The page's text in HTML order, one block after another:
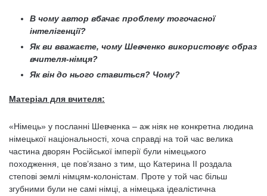
В чому автор вбачає проблему тогочасної
інтелігенції?
Як ви вважаєте, чому Шевченко використовує образ
вчителя-німця?
Як він до нього ставиться? Чому?
Матеріал для вчителя:
«Німець» у посланні Шевченка – аж ніяк не конкретна людина
німецької національності, хоча справді на той час велика
частина дворян Російської імперії були німецького
походження, це пов’язано з тим, що Катерина ІІ роздала
степові землі німцям-колоністам. Проте у той час більш
згубними були не самі німці, а німецька ідеалістична